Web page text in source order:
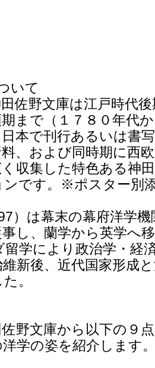
いて
佐野文庫は江戸時代
まで（１７８０年代
本で刊行あるいは書
、および同時期に西
収集した特色ある神
ンです。※ポスター別
）は幕末の幕府洋学機
し、蘭学から英学へ
学により政治学・経
新後、近代国家形成
。
野文庫から以下の９
学の姿を紹介します